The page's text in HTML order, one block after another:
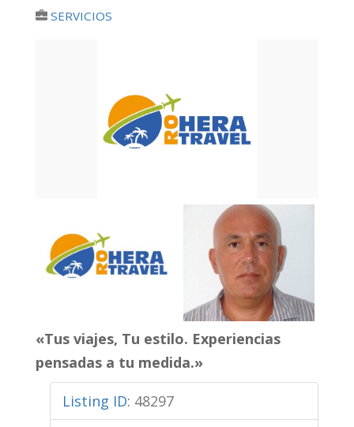
SERVICIOS
«Tus viajes, Tu estilo. Experiencias
pensadas a tu medida.»
Listing ID: 48297